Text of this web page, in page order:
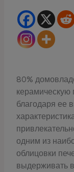
80%
керамическую
благодаря ее
одним из
облицовки
выдерживать